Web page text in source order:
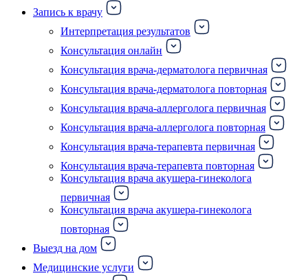
Запись к врачу
Интерпретация результатов
Консультация онлайн
Консультация врача-дерматолога первичная
Консультация врача-дерматолога повторная
Консультация врача-аллерголога первичная
Консультация врача-аллерголога повторная
Консультация врача-терапевта первичная
Консультация врача-терапевта повторная
Консультация врача акушера-гинеколога
первичная
Консультация врача акушера-гинеколога
повторная
Выезд на дом
Медицинские услуги